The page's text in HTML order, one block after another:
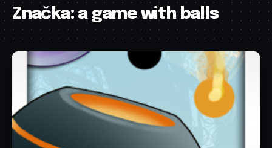
Značka:a game with balls